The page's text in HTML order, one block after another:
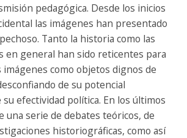
pedagógica. Desde los inicios
las imágenes han presentado
Tanto la historia como las
en general han sido reticentes para
imágenes como objetos dignos de
de su potencial
efectividad política. En los últimos
una serie de debates teóricos, de
historiográficas, como así